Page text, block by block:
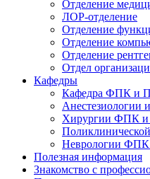
Отделение
ЛОР-отделение
Отделение
Отделение
Отделение
Отдел
Кафедры
Кафедра ФПК и
Анестезиологии
Хирургии ФПК и
Неврологии
Полезная информация
Знакомство с